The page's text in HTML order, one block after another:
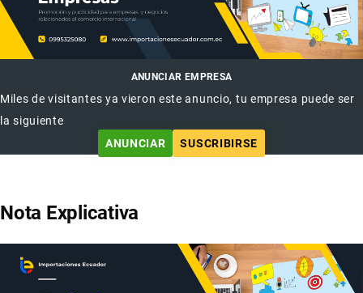
ANUNCIAR EMPRESA
Miles de visitantes ya vieron este anuncio, tu empresa puede ser
la siguiente
ANUNCIAR
SUSCRIBIRSE
Nota Explicativa